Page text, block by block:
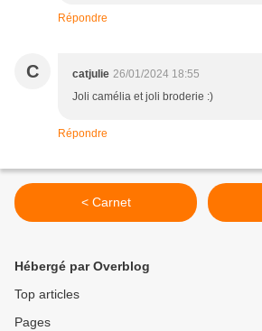
Répondre
C catjulie 26/01/2024 18:55
Joli camélia et joli broderie :)
Répondre
< Carnet
Hébergé par Overblog
Top articles
Pages